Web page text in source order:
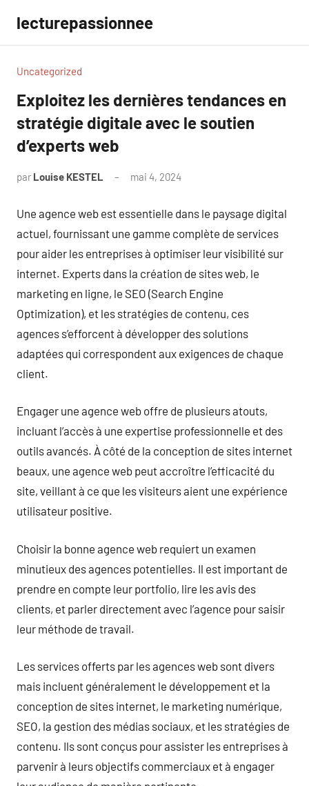
contenu
lecturepassionnee
Uncategorized
Exploitez les dernières tendances en
stratégie digitale avec le soutien
d’experts web
par Louise KESTEL mai 4, 2024
Une agence web est essentielle dans le paysage digital
actuel, fournissant une gamme complète de services
pour aider les entreprises à optimiser leur visibilité sur
internet. Experts dans la création de sites web, le
marketing en ligne, le SEO (Search Engine
Optimization), et les stratégies de contenu, ces
agences s’efforcent à développer des solutions
adaptées qui correspondent aux exigences de chaque
client.
Engager une agence web offre de plusieurs atouts,
incluant l’accès à une expertise professionnelle et des
outils avancés. À côté de la conception de sites internet
beaux, une agence web peut accroître l’efficacité du
site, veillant à ce que les visiteurs aient une expérience
utilisateur positive.
Choisir la bonne agence web requiert un examen
minutieux des agences potentielles. Il est important de
prendre en compte leur portfolio, lire les avis des
clients, et parler directement avec l’agence pour saisir
leur méthode de travail.
Les services offerts par les agences web sont divers
mais incluent généralement le développement et la
conception de sites internet, le marketing numérique,
SEO, la gestion des médias sociaux, et les stratégies de
contenu. Ils sont conçus pour assister les entreprises à
parvenir à leurs objectifs commerciaux et à engager